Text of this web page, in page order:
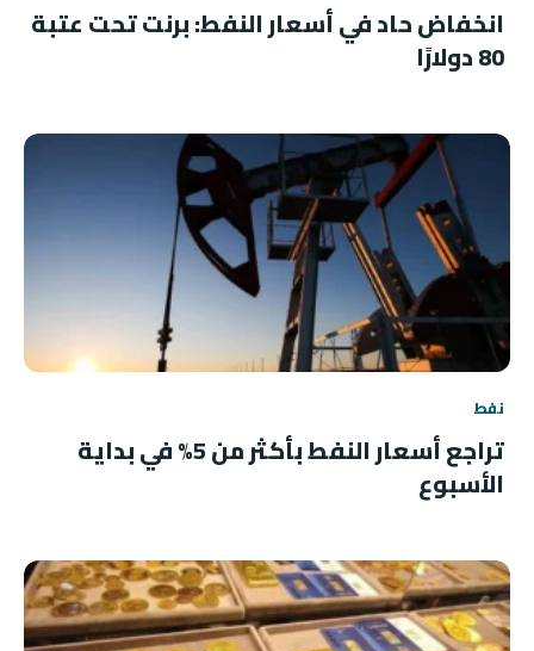
انخفاض حاد في أسعار النفط: برنت تحت عتبة
80 دولارًا
نفط
تراجع أسعار النفط بأكثر من 5% في بداية
الأسبوع